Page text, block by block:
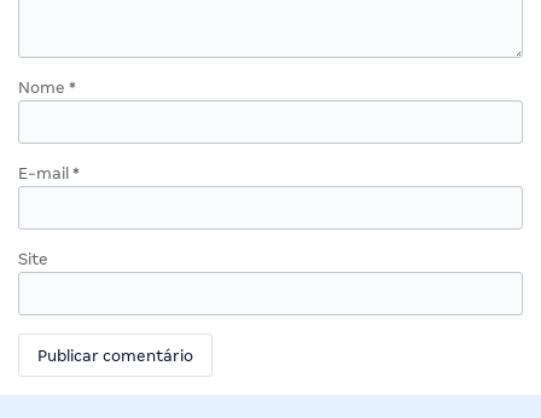
Nome *
E-mail *
Site